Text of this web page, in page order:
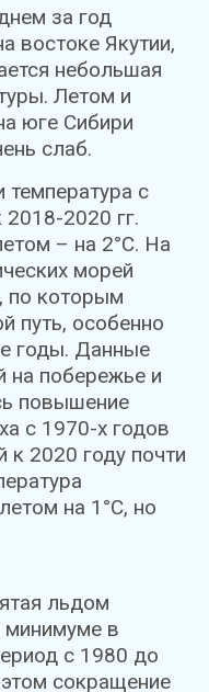
за год
востоке Якутии,
небольшая
Летом и
юге Сибири
слаб.
температура с
2020 гг.
– на 2°С. На
морей
по которым
путь, особенно
годы. Данные
на побережье и
повышение
с 1970-х годов
к 2020 году почти
на 1°С, но
льдом
минимуме в
с 1980 до
сокращение